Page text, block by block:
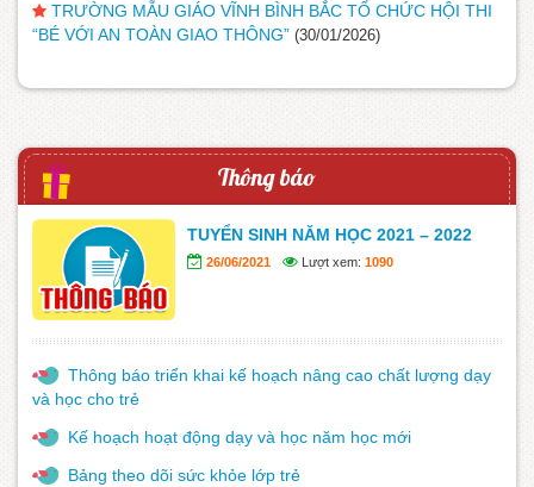
TRƯỜNG MẪU GIÁO VĨNH BÌNH BẮC TỔ CHỨC HỘI THI
“BÉ VỚI AN TOÀN GIAO THÔNG” (30/01/2026)
Thông báo
TUYỂN SINH NĂM HỌC 2021 – 2022
26/06/2021 Lượt xem: 1090
Thông báo triển khai kế hoạch nâng cao chất lượng dạy
và học cho trẻ
Kế hoạch hoạt động dạy và học năm học mới
Bảng theo dõi sức khỏe lớp trẻ